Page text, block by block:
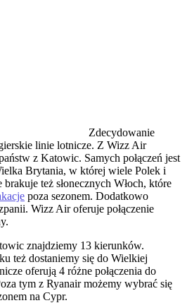
Zdecydowanie
linie lotnicze. Z Wizz Air
z Katowic. Samych połączeń jest
Brytania, w której wiele Polek i
też słonecznych Włoch, które
poza sezonem. Dodatkowo
Wizz Air oferuje połączenie
znajdziemy 13 kierunków.
też dostaniemy się do Wielkiej
oferują 4 różne połączenia do
tym z Ryanair możemy wybrać się
na Cypr.